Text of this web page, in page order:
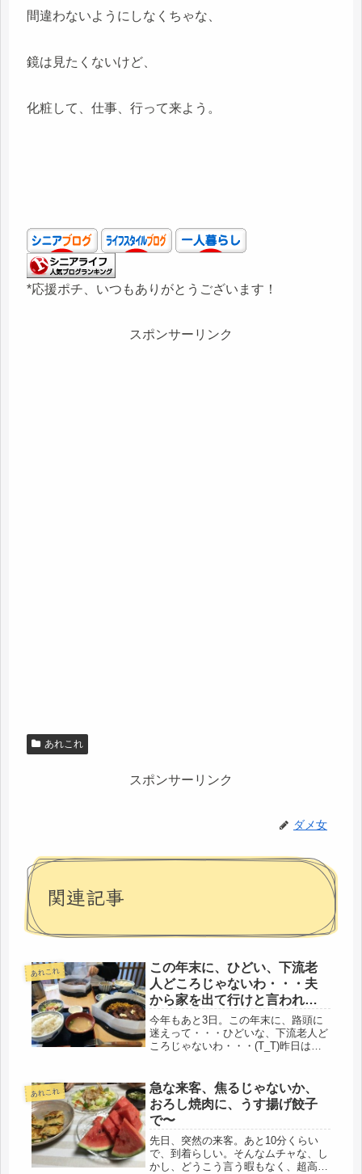
間違わないようにしなくちゃな、
鏡は見たくないけど、
化粧して、仕事、行って来よう。
*応援ポチ、いつもありがとうございます！
スポンサーリンク
あれこれ
スポンサーリンク
ダメ女
関連記事
あれこれ
この年末に、ひどい、下流老
人どころじゃないわ・・・夫
から家を出て行けと言われ
る。
今年もあと3日。この年末に、路頭に
迷えって・・・ひどいな、下流老人ど
ころじゃないわ・・・(T_T)昨日は自
いで給与計算し、タカちゃんに給与を
渡す日だった。零細企業の自...
あれこれ
急な来客、焦るじゃないか、
おろし焼肉に、うす揚げ餃子
で〜
先日、突然の来客。あと10分くらい
で、到着らしい。そんなムチャな、し
かし、どうこう言う暇もなく、超高速